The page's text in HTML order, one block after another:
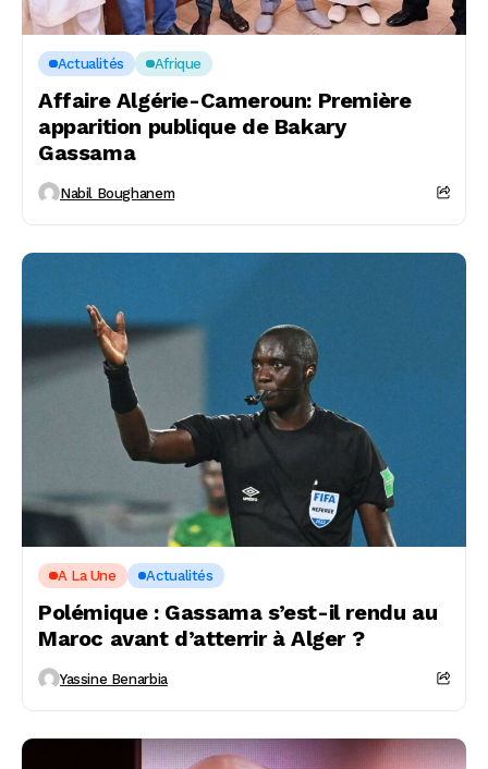
Actualités Afrique
Affaire Algérie-Cameroun: Première
apparition publique de Bakary
Gassama
Nabil Boughanem
A La Une Actualités
Polémique : Gassama s’est-il rendu au
Maroc avant d’atterrir à Alger ?
Yassine Benarbia